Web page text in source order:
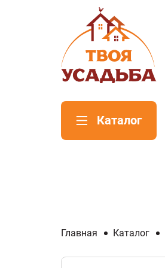
Каталог
Главная Каталог